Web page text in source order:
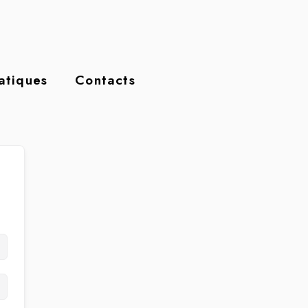
Contacts